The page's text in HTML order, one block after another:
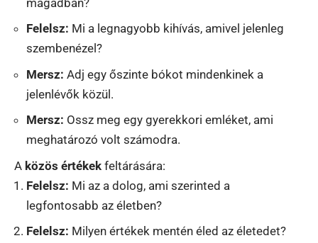
Felelsz: Mi a legnagyobb kihívás, amivel jelenleg
szembenézel?
Mersz: Adj egy őszinte bókot mindenkinek a
jelenlévők közül.
Mersz: Ossz meg egy gyerekkori emléket, ami
meghatározó volt számodra.
A közös értékek feltárására:
Felelsz: Mi az a dolog, ami szerinted a
legfontosabb az életben?
Felelsz: Milyen értékek mentén éled az életedet?